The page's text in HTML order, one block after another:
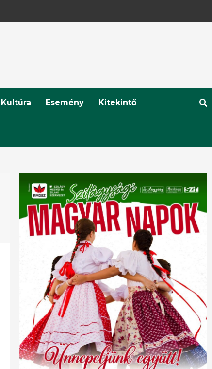
Kultúra Esemény Kitekintő